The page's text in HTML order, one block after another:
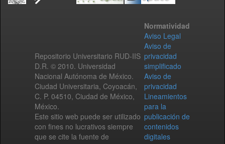
Repositorio Universitario RUD-IIS
D.R. © 2010. Universidad
Nacional Autónoma de México.
Ciudad Universitaria, Coyoacán,
C. P. 04510, Ciudad de México,
México.
Este sitio web puede ser utilizado
con fines no lucrativos siempre
que se cite la fuente de
Normatividad
Aviso Legal
Aviso de
privacidad
simplificado
Aviso de
privacidad
Lineamientos
para la
publicación de
contenidos
digitales